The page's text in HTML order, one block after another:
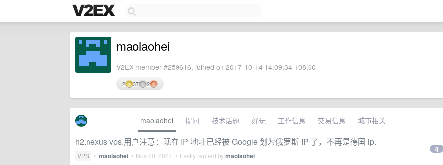
maolaohei
V2EX member #259616, joined on 2017-10-14 14:09:34 +08:00
2 37 2
maolaohei 提问 技术话题 好玩 工作信息 交易信息 城市相关
h2.nexus vps.用户注意：现在 IP 地址已经被 Google 划为俄罗斯 IP 了，不再是德国 ip.
VPS • maolaohei • Nov 20, 2024 • Lastly replied bymaolaohei
4